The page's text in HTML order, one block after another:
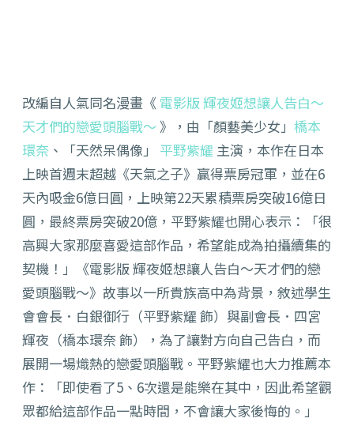
改編自人氣同名漫畫《 電影版 輝夜姬想讓人告白～
天才們的戀愛頭腦戰～ 》，由「顏藝美少女」 橋本
環奈 、「天然呆偶像」 平野紫耀 主演，本作在日本
上映首週末超越《天氣之子》贏得票房冠軍，並在6
天內吸金6億日圓，上映第22天累積票房突破16億日
圓，最終票房突破20億，平野紫耀也開心表示：「很
高興大家那麼喜愛這部作品，希望能成為拍攝續集的
契機！」《電影版 輝夜姬想讓人告白～天才們的戀
愛頭腦戰～》故事以一所貴族高中為背景，敘述學生
會會長．白銀御行（平野紫耀 飾）與副會長．四宮
輝夜（橋本環奈 飾），為了讓對方向自己告白，而
展開一場熾熱的戀愛頭腦戰。平野紫耀也大力推薦本
作：「即使看了5、6次還是能樂在其中，因此希望觀
眾都給這部作品一點時間，不會讓大家後悔的。」